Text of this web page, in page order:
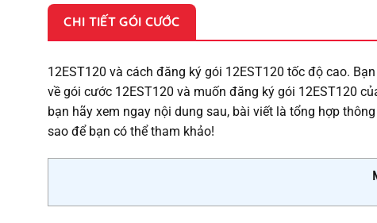
CHI TIẾT GÓI CƯỚC
12EST120 và cách đăng ký gói 12EST120 tốc độ cao.
về gói cước 12EST120 và muốn đăng ký gói 12EST120
bạn hãy xem ngay nội dung sau, bài viết là tổng hợp
sao để bạn có thể tham khảo!